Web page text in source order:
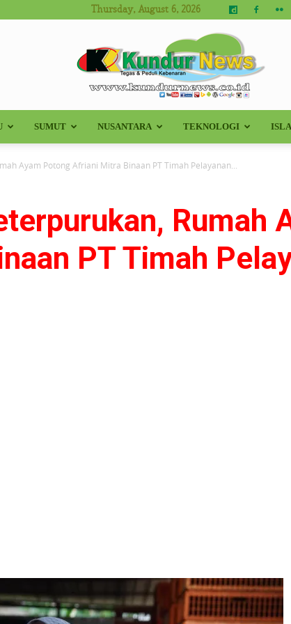
Thursday, August 6, 2026
Kundur
News
SUMUT NUSANTARA TEKNOLOGI
Ayam Potong Afriani Mitra Binaan PT Timah Pelayanan...
Rumah
PT Timah